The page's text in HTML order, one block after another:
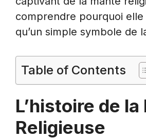
comprendre pourquoi
qu’un simple symbole de
Table of Contents
L’histoire de
Religieuse